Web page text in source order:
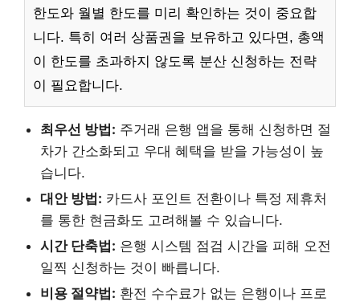
한도와 월별 한도를 미리 확인하는 것이 중요합
니다. 특히 여러 상품권을 보유하고 있다면, 총액
이 한도를 초과하지 않도록 분산 신청하는 전략
이 필요합니다.
최우선 방법: 주거래 은행 앱을 통해 신청하면 절
차가 간소화되고 우대 혜택을 받을 가능성이 높
습니다.
대안 방법: 카드사 포인트 전환이나 특정 제휴처
를 통한 현금화도 고려해볼 수 있습니다.
시간 단축법: 은행 시스템 점검 시간을 피해 오전
일찍 신청하는 것이 빠릅니다.
비용 절약법: 환전 수수료가 없는 은행이나 프로